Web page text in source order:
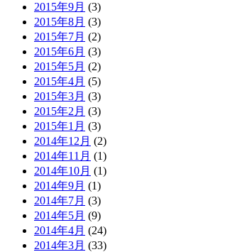
2015年9月 (3)
2015年8月 (3)
2015年7月 (2)
2015年6月 (3)
2015年5月 (2)
2015年4月 (5)
2015年3月 (3)
2015年2月 (3)
2015年1月 (3)
2014年12月 (2)
2014年11月 (1)
2014年10月 (1)
2014年9月 (1)
2014年7月 (3)
2014年5月 (9)
2014年4月 (24)
2014年3月 (33)